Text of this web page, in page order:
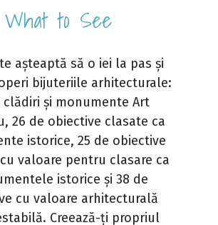
What to See
așteaptă să o iei la pas și
bijuteriile arhitecturale:
clădiri și monumente Art
26 de obiective clasate ca
istorice, 25 de obiective
valoare pentru clasare ca
istorice și 38 de
cu valoare arhitecturală
Creează-ți propriul